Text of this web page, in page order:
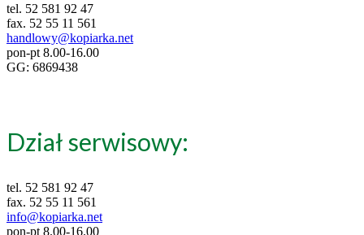
tel. 52 581 92 47
fax. 52 55 11 561
handlowy@kopiarka.net
pon-pt 8.00-16.00
GG: 6869438
Dział serwisowy:
tel. 52 581 92 47
fax. 52 55 11 561
info@kopiarka.net
pon-pt 8.00-16.00